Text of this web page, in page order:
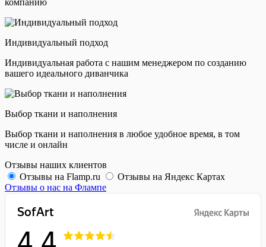
компанию
Индивидуальный подход
Индивидуальная работа с нашим менеджером по созданию
вашего идеального диванчика
Выбор ткани и наполнения
Выбор ткани и наполнения в любое удобное время, в том
числе и онлайн
Отзывы наших клиентов
Отзывы на Flamp.ru
Отзывы на Яндекс Картах
Отзывы о нас на Флампе